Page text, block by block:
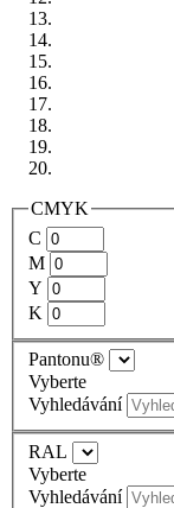
CMYK
C
M
Y
K
Pantonu®
Vyberte
Vyhledávání
RAL
Vyberte
Vyhledávání